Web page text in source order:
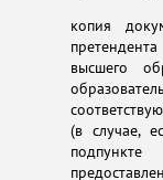
копия
высшего
(в случае,